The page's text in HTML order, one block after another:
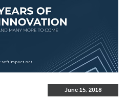
June 15, 2018